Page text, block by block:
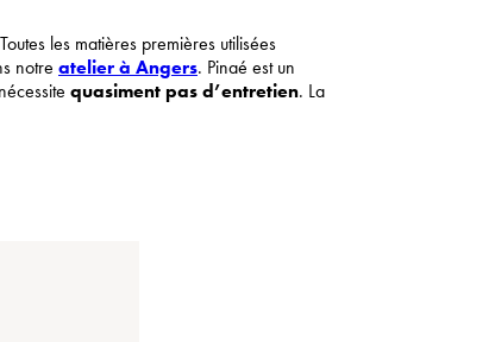
les matières premières utilisées
notre atelier à Angers. Pinaé est un
quasiment pas d’entretien. La